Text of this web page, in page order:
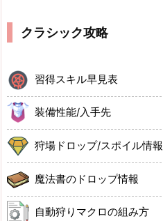
クラシック攻略
習得スキル早見表
装備性能/入手先
狩場ドロップ/スポイル情報
魔法書のドロップ情報
自動狩りマクロの組み方